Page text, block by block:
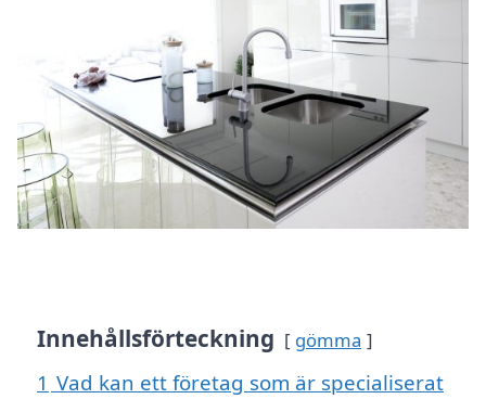
Innehållsförteckning gömma
1 Vad kan ett företag som är specialiserat